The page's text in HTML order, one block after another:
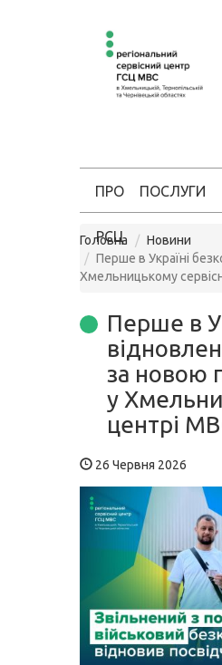
ПРО
РСЦ
ПОСЛУГИ
Головна
Новини
Перше в Україні
Хмельницькому
Перше в
за новою
у
центрі
26 Червня 2026